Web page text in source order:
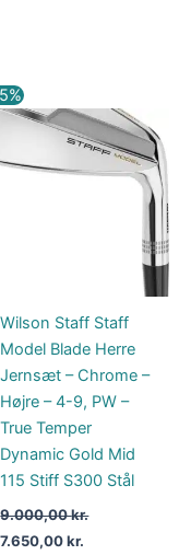
Wilson Staff Staff
Model Blade Herre
Jernsæt – Chrome –
Højre – 4-9, PW –
True Temper
Dynamic Gold Mid
115 Stiff S300 Stål
9.000,00kr.
Den
oprindelige
9.000,00 kr..
7.650,00kr.
aktuelle
pris
er:
7.650,00 kr..